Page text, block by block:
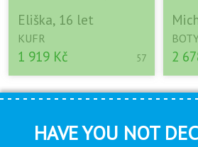
Eliška, 16 let
KUFR
1 919 Kč 57 2
HAVE YOU NOT